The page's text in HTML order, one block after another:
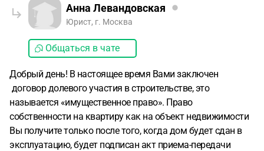
Анна Левандовская
Юрист, г. Москва
Общаться в чате
Добрый день! В настоящее время Вами заключен
договор долевого участия в строительстве, это
называется «имущественное право». Право
собственности на квартиру как на объект недвижимости
Вы получите только после того, когда дом будет сдан в
эксплуатацию, будет подписан акт приема-передачи